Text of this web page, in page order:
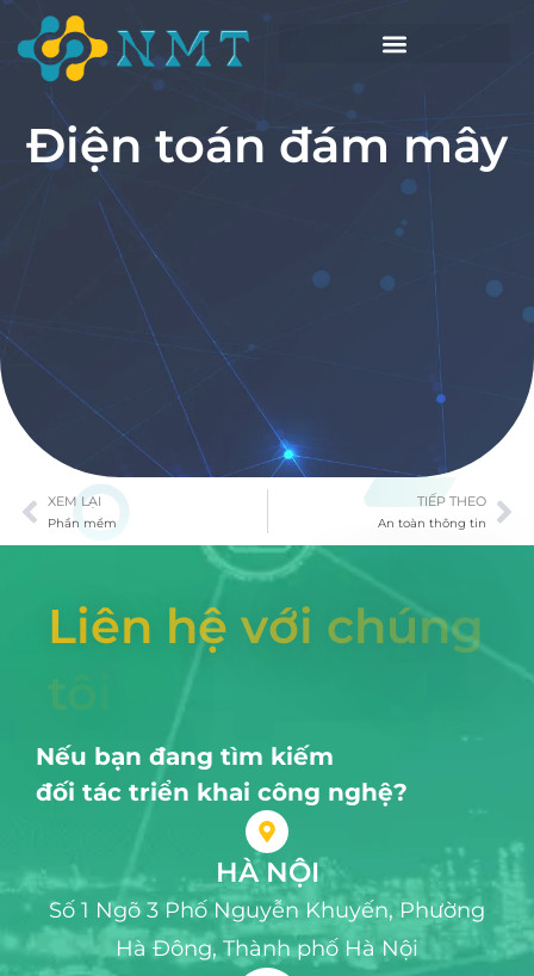
Điện toán đám mây
XEM LẠI
Phần mềm
TIẾP THEO
An toàn thông tin
Liên hệ với chúng
t
Nếu bạn đang tìm kiếm
đối tác triển khai công nghệ?
HÀ NỘI
Số 1 Ngõ 3 Phố Nguyễn Khuyến, Phường
Hà Đông, Thành phố Hà Nội